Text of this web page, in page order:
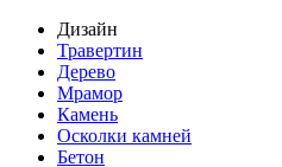
Дизайн
Травертин
Дерево
Мрамор
Камень
Осколки камней
Бетон